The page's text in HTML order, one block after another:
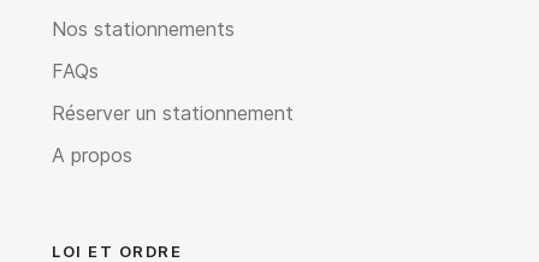
Nos stationnements
FAQs
Réserver un stationnement
A propos
LOI ET ORDRE